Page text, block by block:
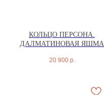
КОЛЬЦО ПЕРСОНА.
ДАЛМАТИНОВАЯ ЯШМА
20 900 р.